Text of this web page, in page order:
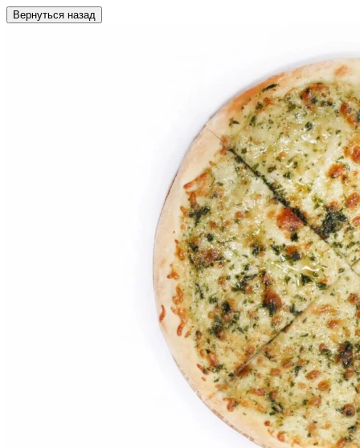
Вернуться назад